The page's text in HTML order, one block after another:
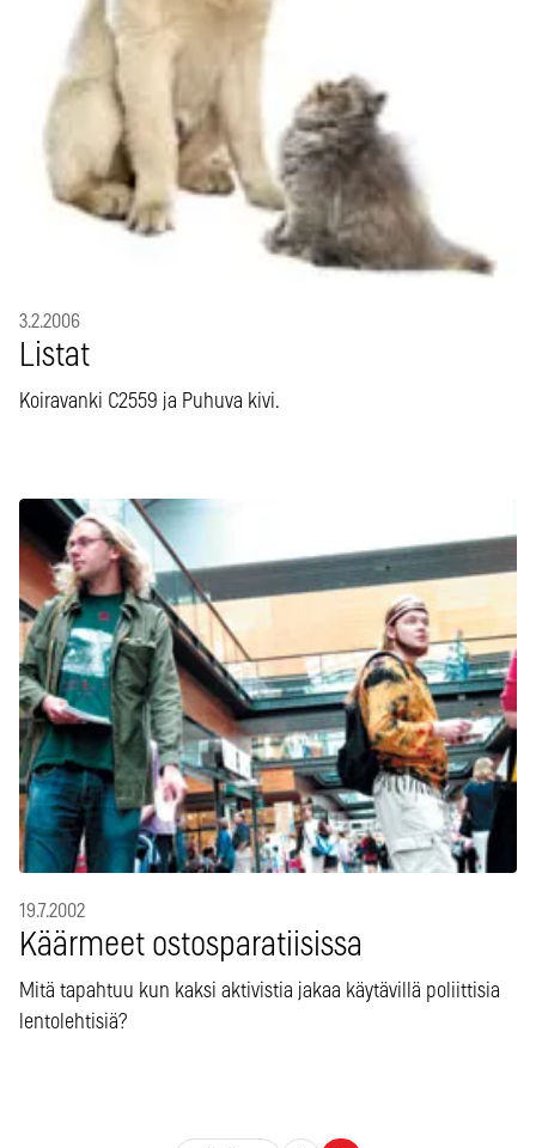
3.2.2006
Listat
Koiravanki C2559 ja Puhuva kivi.
19.7.2002
Käärmeet ostosparatiisissa
Mitä tapahtuu kun kaksi aktivistia jakaa käytävillä poliittisia
lentolehtisiä?